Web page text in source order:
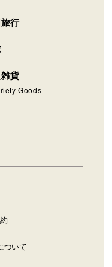
行
貨
Goods
ついて